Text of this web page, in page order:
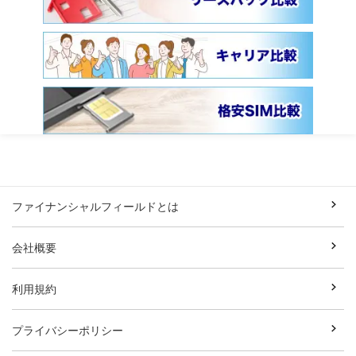
ファイナンシャルフィールドとは
会社概要
利用規約
プライバシーポリシー